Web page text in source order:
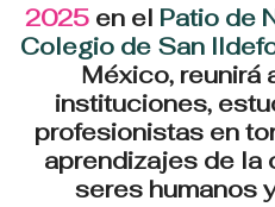
2025 en el Patio de
Colegio de San
México, reunirá
instituciones,
profesionistas en
aprendizajes de la
seres humanos